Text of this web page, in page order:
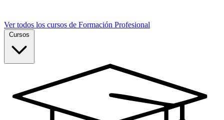
Ver todos los cursos de Formación Profesional
Cursos